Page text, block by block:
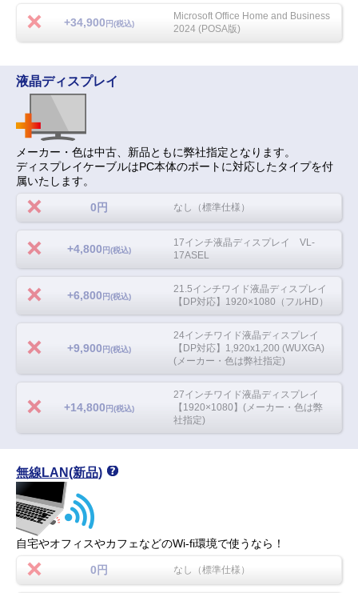
+34,900 円(税込)
Microsoft Office Home and Business
2024 (POSA版)
液晶ディスプレイ
メーカー・色は中古、新品ともに弊社指定となります。
ディスプレイケーブルはPC本体のポートに対応したタイプを付
属いたします。
0円 なし（標準仕様）
+4,800 円(税込)
17インチ液晶ディスプレイ VL-
17ASEL
+6,800 円(税込)
21.5インチワイド液晶ディスプレイ
【DP対応】1920×1080（フルHD）
+9,900 円(税込)
24インチワイド液晶ディスプレイ
【DP対応】1,920x1,200 (WUXGA)
(メーカー・色は弊社指定)
+14,800 円(税込)
27インチワイド液晶ディスプレイ
【1920×1080】(メーカー・色は弊
社指定)
無線LAN(新品)
自宅やオフィスやカフェなどのWi-fi環境で使うなら！
0円 なし（標準仕様）